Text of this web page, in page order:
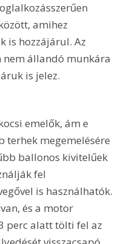
amihez
is hozzájárul. Az
állandó munkára
is jelez.
emelők, ám e
terhek megemelésére
ballonos kivitelűek
fel
is használhatók.
és a motor
perc alatt tölti fel az